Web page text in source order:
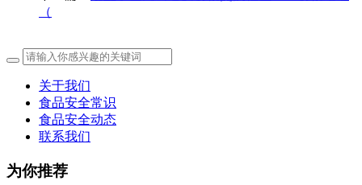
（
关于我们
食品安全常识
食品安全动态
联系我们
为你推荐